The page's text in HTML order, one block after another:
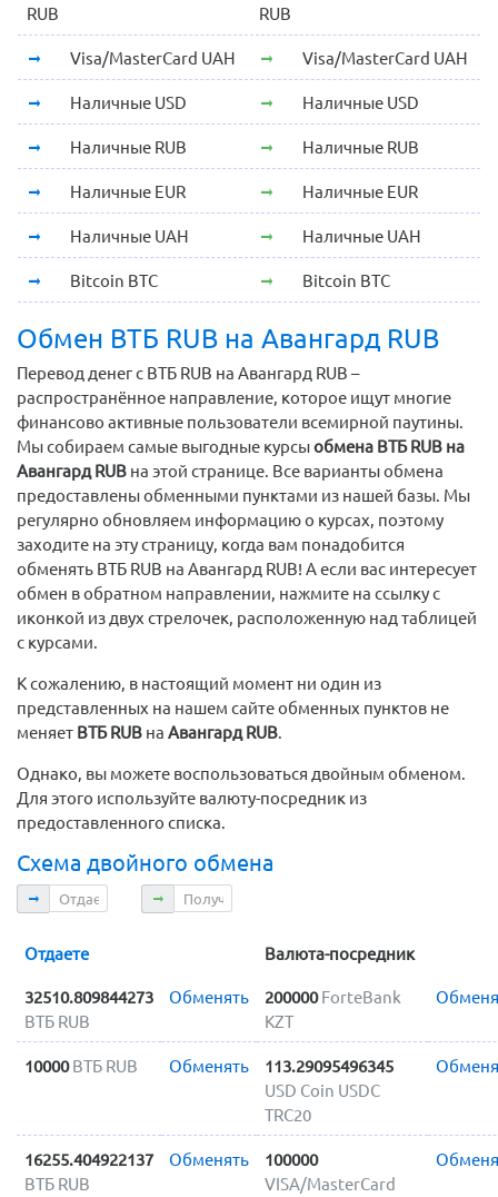
RUB
RUB
Visa/MasterCard UAH Visa/MasterCard UAH
Наличные USD Наличные USD
Наличные RUB Наличные RUB
Наличные EUR Наличные EUR
Наличные UAH Наличные UAH
Bitcoin BTC Bitcoin BTC
Обмен ВТБ RUB на Авангард RUB
Перевод денег с ВТБ RUB на Авангард RUB –
распространённое направление, которое ищут многие
финансово активные пользователи всемирной паутины.
Мы собираем самые выгодные курсыобмена ВТБ RUB на
Авангард RUB на этой странице. Все варианты обмена
предоставлены обменными пунктами из нашей базы. Мы
регулярно обновляем информацию о курсах, поэтому
заходите на эту страницу, когда вам понадобится
обменять ВТБ RUB на Авангард RUB! А если вас интересует
обмен в обратном направлении, нажмите на ссылку с
иконкой из двух стрелочек, расположенную над таблицей
с курсами.
К сожалению, в настоящий момент ни один из
представленных на нашем сайте обменных пунктов не
меняет ВТБ RUB на Авангард RUB.
Однако, вы можете воспользоваться двойным обменом.
Для этого используйте валюту-посредник из
предоставленного списка.
Схема двойного обмена
Отдаете Получаете
Отдаете Валюта-посредник
32510.809844273
ВТБ RUB
Обменять 200000 ForteBank
KZT
10000 ВТБ RUB Обменять
113.29095496345
USD Coin USDC
TRC20
16255.404922137
ВТБ RUB
Обменять
100000
VISA/MasterCard